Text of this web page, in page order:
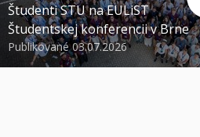
Študenti STU na EULiST
Študentskej konferencii v Brne
Publikované 03.07.2026